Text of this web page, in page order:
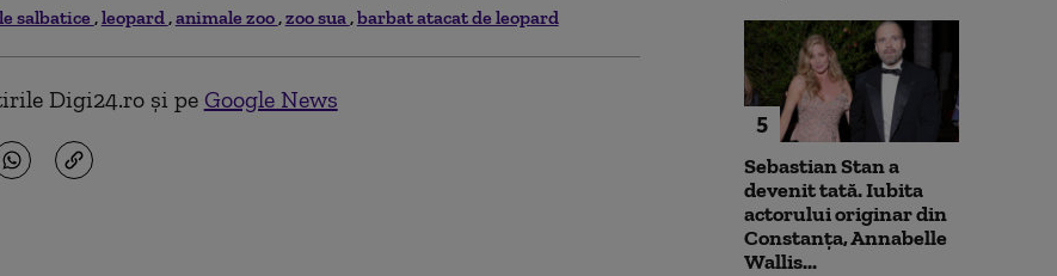
salbatice leopard animale zoo zoo sua barbat atacat de leopard
Digi24.ro și pe Google News
5
Sebastian Stan a
devenit tată. Iubita
actorului originar din
Constanța, Annabelle
Wallis...